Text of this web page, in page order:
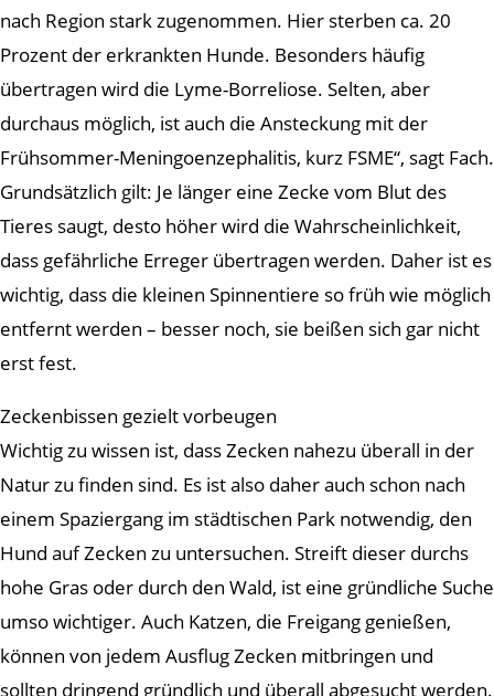
nach Region stark zugenommen. Hier sterben ca. 20
Prozent der erkrankten Hunde. Besonders häufig
übertragen wird die Lyme-Borreliose. Selten, aber
durchaus möglich, ist auch die Ansteckung mit der
Frühsommer-Meningoenzephalitis, kurz FSME“, sagt Fach.
Grundsätzlich gilt: Je länger eine Zecke vom Blut des
Tieres saugt, desto höher wird die Wahrscheinlichkeit,
dass gefährliche Erreger übertragen werden. Daher ist es
wichtig, dass die kleinen Spinnentiere so früh wie möglich
entfernt werden – besser noch, sie beißen sich gar nicht
erst fest.
Zeckenbissen gezielt vorbeugen
Wichtig zu wissen ist, dass Zecken nahezu überall in der
Natur zu finden sind. Es ist also daher auch schon nach
einem Spaziergang im städtischen Park notwendig, den
Hund auf Zecken zu untersuchen. Streift dieser durchs
hohe Gras oder durch den Wald, ist eine gründliche Suche
umso wichtiger. Auch Katzen, die Freigang genießen,
können von jedem Ausflug Zecken mitbringen und
sollten dringend gründlich und überall abgesucht werden.